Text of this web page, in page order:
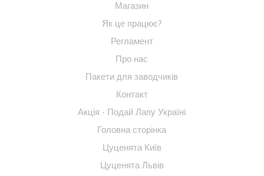
Магазин
Як це працює?
Регламент
Про нас
Пакети для заводчиків
Контакт
Акція - Подай Лапу Україні
Головна сторінка
Цуценята Київ
Цуценята Львів